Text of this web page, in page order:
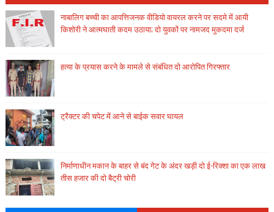
नाबालिग बच्ची का आपत्तिजनक वीडियो वायरल करने पर सदमे में आयी
किशोरी ने आत्मघाती कदम उठाया; दो युवकों पर नामजद मुकदमा दर्ज
हत्या के प्रयास करने के मामले से संबंधित दो आरोपित गिरफ्तार
ट्रैक्टर की चपेट में आने से बाईक सवार घायल
निर्माणाधीन मकान के बाहर से बंद गेट के अंदर खड़ी दो ई-रिक्शा का एक लाख
तीस हजार की दो बैट्री चोरी